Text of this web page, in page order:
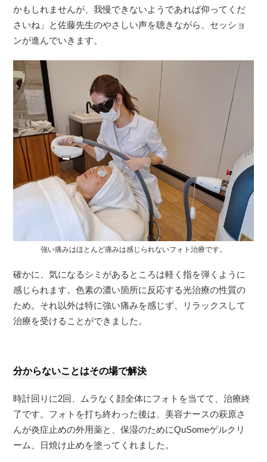
かもしれませんが、我慢できないようであれば仰ってくだ
さいね」と佐藤先生のやさしい声を聴きながら、セッショ
ンが進んでいきます。
強い痛みはほとんど痛みは感じられないフォト治療です。
確かに、気になるシミがあるところは軽く指を弾くように
感じられます。色素の濃い箇所に反応する光治療の性質の
ため。それ以外は特に強い痛みを感じず、リラックスして
治療を受けることができました。
分からないことはその場で解決
時計回りに2回、ムラなく顔全体にフォトを当てて、治療終
了です。フォトを打ち終わった後は、美容ナースの萩原さ
んが炎症止めの外用薬と、保湿のためにQuSomeゲルクリ
ーム、日焼け止めを塗ってくれました。